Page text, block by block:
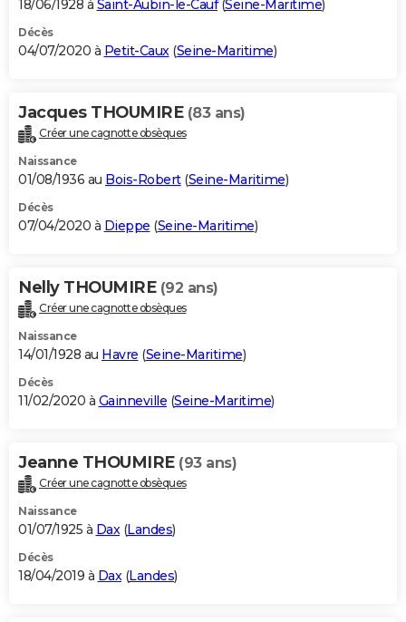
18/06/1928 à Saint-Aubin-le-Cauf(Seine-Maritime)
Décès
04/07/2020 à Petit-Caux(Seine-Maritime)
Jacques THOUMIRE (83 ans)
Créer une cagnotte obsèques
Naissance
01/08/1936 au Bois-Robert(Seine-Maritime)
Décès
07/04/2020 à Dieppe (Seine-Maritime)
Nelly THOUMIRE (92 ans)
Créer une cagnotte obsèques
Naissance
14/01/1928 au Havre (Seine-Maritime)
Décès
11/02/2020 à Gainneville (Seine-Maritime)
Jeanne THOUMIRE (93 ans)
Créer une cagnotte obsèques
Naissance
01/07/1925 à Dax(Landes)
Décès
18/04/2019 à Dax(Landes)